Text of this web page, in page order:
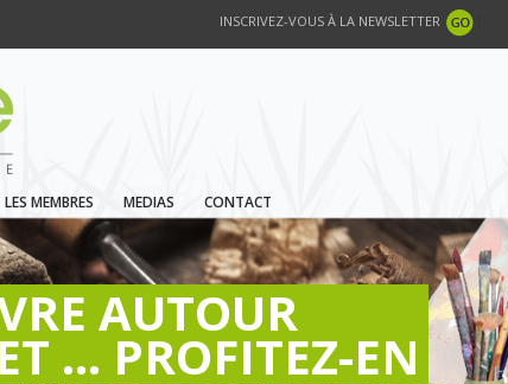
INSCRIVEZ-VOUS À LA NEWSLETTER
LES MEMBRES MEDIAS CONTACT
AUTOUR
... PROFITEZ-EN